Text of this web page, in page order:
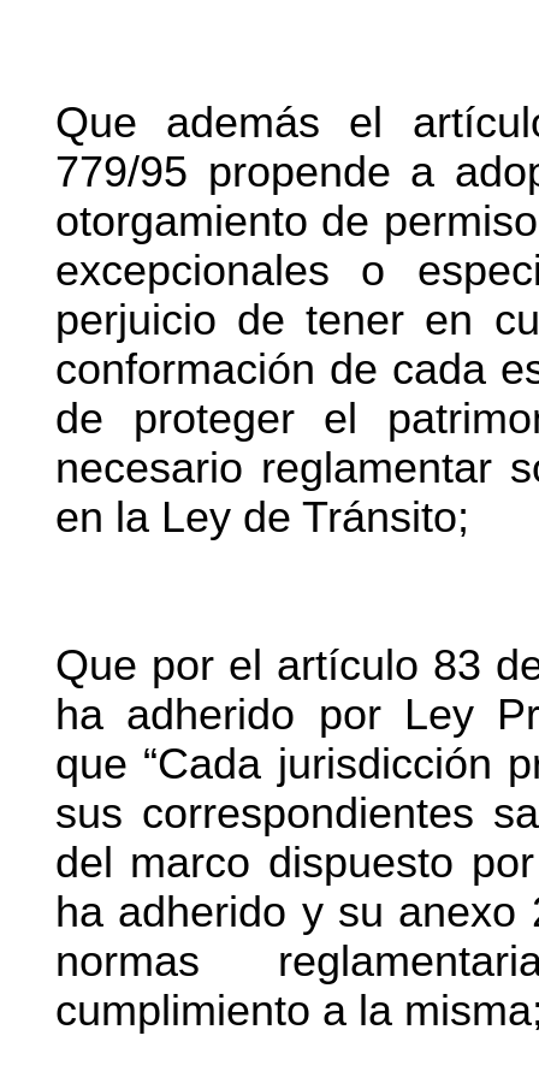
Que además el
779/95 propende a
otorgamiento de
excepcionales o
perjuicio de tener en
conformación de cada
de proteger el
necesario reglamentar
en la Ley de Tránsito;
Que por el artículo 83
ha adherido por Ley
que “Cada jurisdicción
sus correspondientes
del marco dispuesto
ha adherido y su anexo
normas
cumplimiento a la